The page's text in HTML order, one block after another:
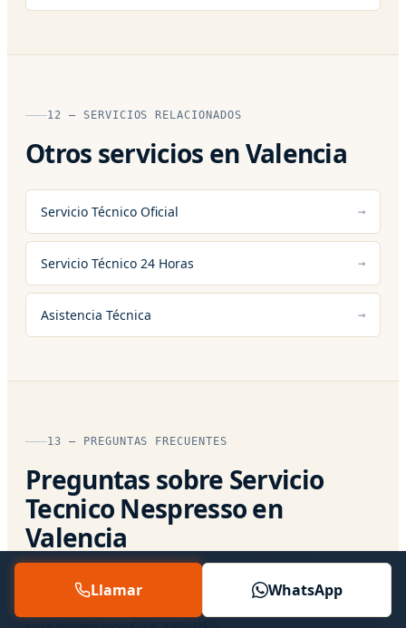
12 — SERVICIOS RELACIONADOS
Otros servicios en Valencia
Servicio Técnico Oficial
Servicio Técnico 24 Horas
Asistencia Técnica
13 — PREGUNTAS FRECUENTES
Preguntas sobre Servicio
Tecnico Nespresso en
Valencia
Respuestas directas a lo que más nos
preguntan. Si tu caso es particular, hablamos
Llamar WhatsApp